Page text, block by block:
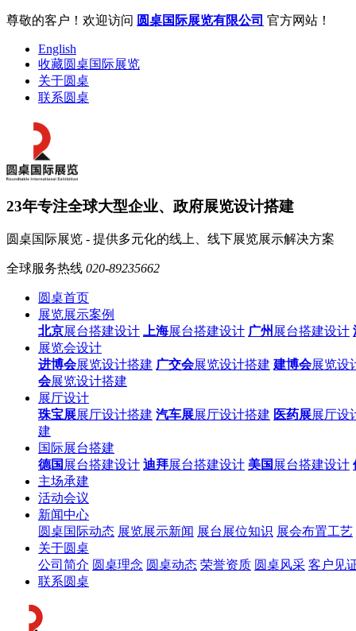
尊敬的客户！欢迎访问 圆桌国际展览有限公司 官方网站！
English
收藏圆桌国际展览
关于圆桌
联系圆桌
23年专注全球大型企业、政府展览设计搭建
圆桌国际展览 - 提供多元化的线上、线下展览展示解决方案
全球服务热线 020-89235662
圆桌首页
展览展示案例
北京展台搭建设计 上海展台搭建设计 广州 展台搭建设计
展览会设计
进博会展览设计搭建 广交会展览设计搭建 建博会展览设
会展览设计搭建
展厅设计
珠宝展展厅设计搭建 汽车展展厅设计搭建 医药展展厅设
建
国际展台搭建
德国 展台搭建设计 迪拜展台搭建设计 美国 展台搭建设计
主场承建
活动会议
新闻中心
圆桌国际动态 展览展示新闻 展台展位知识 展会布置工艺
关于圆桌
公司简介 圆桌理念 圆桌动态 荣誉资质 圆桌风采 客户见
联系圆桌